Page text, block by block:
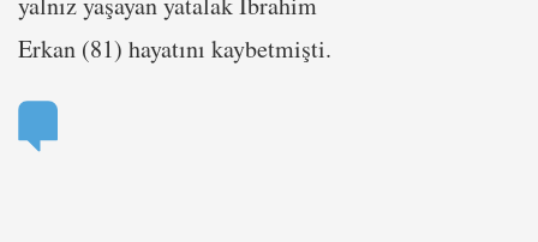
Erkan (81) hayatını kaybetmişti.